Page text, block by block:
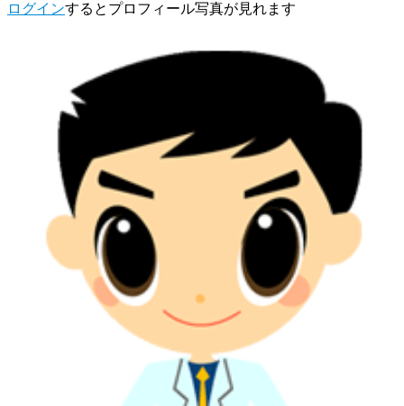
ログインするとプロフィール写真が見れます